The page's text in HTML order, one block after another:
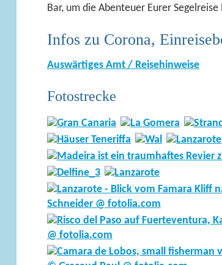
Bar, um die Abenteuer Eurer
Infos zu Corona,
Auswärtiges Amt / Reisehinweise
Fotostrecke